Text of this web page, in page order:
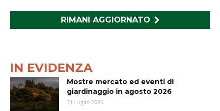
RIMANI AGGIORNATO
IN EVIDENZA
Mostre mercato ed eventi di
giardinaggio in agosto 2026
31 Luglio 2026